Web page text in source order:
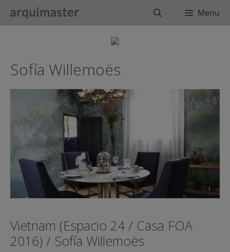
BuscarMenu
Sofía Willemoës
Vietnam (Espacio 24 / Casa FOA
2016) / Sofía Willemoës